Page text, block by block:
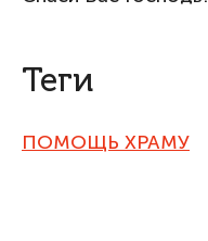
Теги
ПОМОЩЬ ХРАМУ